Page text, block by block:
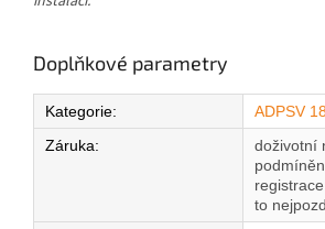
Doplňkové parametry
Kategorie:
ADPSV
Záruka:
doživotní
to